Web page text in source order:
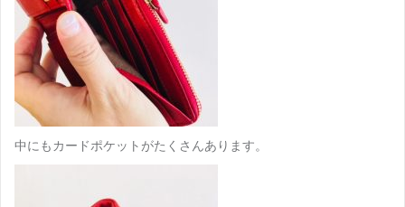
中にもカードポケットがたくさんあります。